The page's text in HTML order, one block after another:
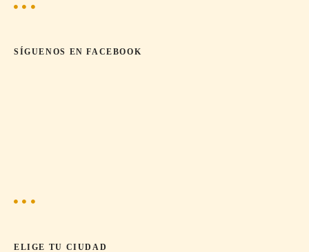
d
a
SÍGUENOS EN FACEBOOK
ELIGE TU CIUDAD